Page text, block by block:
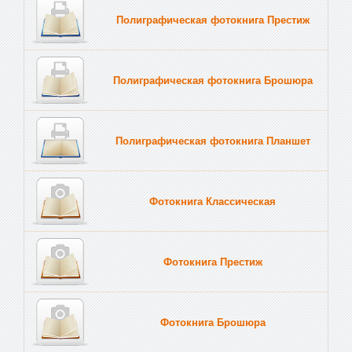
Полиграфическая фотокнига Престиж
Полиграфическая фотокнига Брошюра
Полиграфическая фотокнига Планшет
Фотокнига Классическая
Фотокнига Престиж
Фотокнига Брошюра